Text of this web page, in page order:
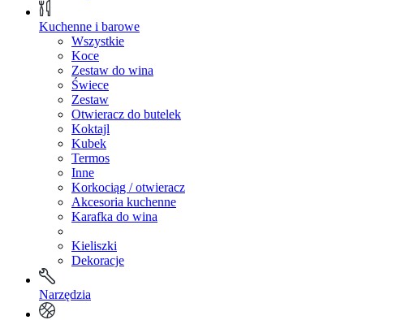
Kuchenne i barowe
Wszystkie
Koce
Zestaw do wina
Świece
Zestaw
Otwieracz do butelek
Koktajl
Kubek
Termos
Inne
Korkociąg / otwieracz
Akcesoria kuchenne
Karafka do wina
Kieliszki
Dekoracje
Narzędzia